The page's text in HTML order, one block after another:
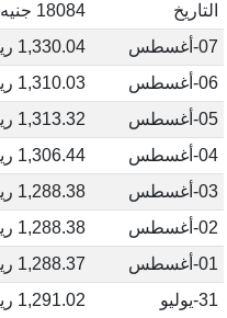
التاريخ
18084 جنيه مصري إلى ريال قطري
07-أغسطس
1,330.04 ريال قطري
06-أغسطس
1,310.03 ريال قطري
05-أغسطس
1,313.32 ريال قطري
04-أغسطس
1,306.44 ريال قطري
03-أغسطس
1,288.38 ريال قطري
02-أغسطس
1,288.38 ريال قطري
01-أغسطس
1,288.37 ريال قطري
31-يوليو
1,291.02 ريال قطري